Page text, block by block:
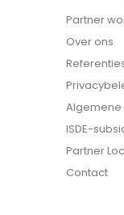
Partner
Over ons
ISDE-
Partner
Contact